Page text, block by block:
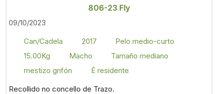
806-23 Fly
09/10/2023
Can/Cadela
2017
Pelo medio-curto
15.00Kg
Macho
Tamaño mediano
mestizo grifón
É residente
Recollido no concello de Trazo.